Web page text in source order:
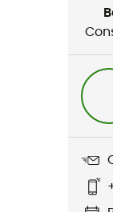
Voyage /
Homme /
Nom du produit